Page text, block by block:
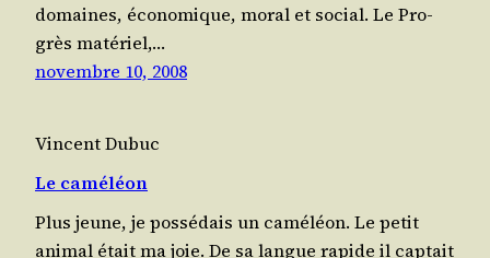
domaines, éco­no­mique, moral et social. Le Pro­
grès maté­riel,…
novembre 10, 2008
Vincent Dubuc
Le caméléon
Plus jeune, je pos­sé­dais un camé­léon. Le petit
ani­mal était ma joie. De sa langue rapide il cap­tait